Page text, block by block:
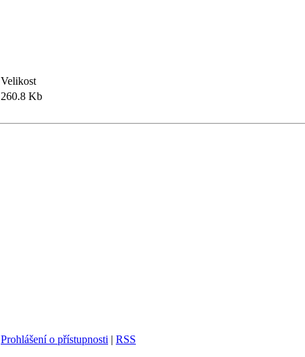
Velikost
260.8 Kb
Prohlášení o přístupnosti | RSS